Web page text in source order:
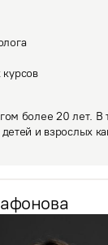
более 20 лет. В
и взрослых
государственных